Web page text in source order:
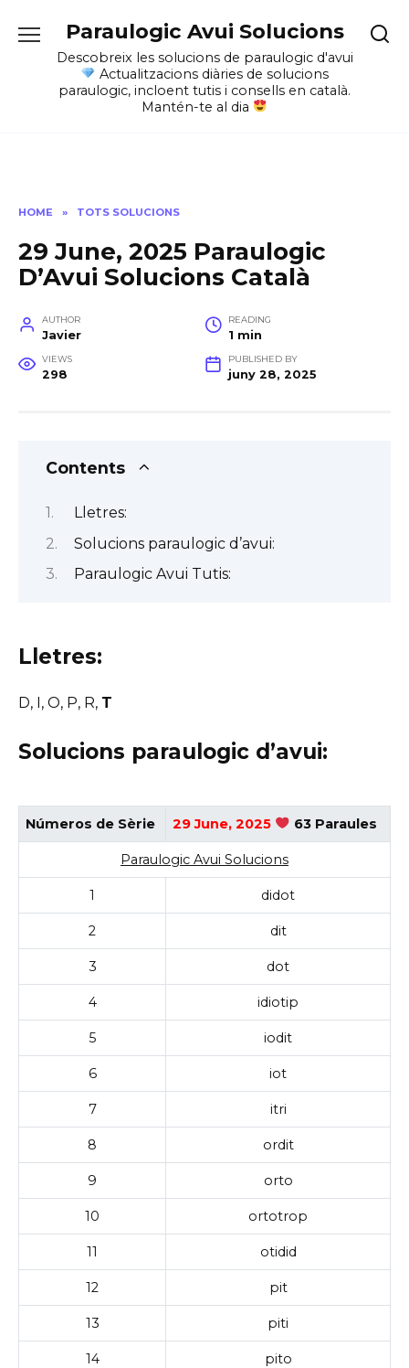
content
Paraulogic Avui Solucions
Descobreix les solucions de paraulogic d'avui
Actualitzacions diàries de solucions
paraulogic, incloent tutis i consells en català.
Mantén-te al dia
HOME » TOTS SOLUCIONS
29 June, 2025 Paraulogic
D’Avui Solucions Català
AUTHOR
Javier
READING
1 min
VIEWS
298
PUBLISHED BY
juny 28, 2025
Contents
Lletres:
Solucions paraulogic d’avui:
Paraulogic Avui Tutis:
Lletres:
D, I, O, P, R, T
Solucions paraulogic d’avui:
Números de Sèrie 29 June, 2025 63 Paraules
Paraulogic Avui Solucions
1 didot
2 dit
3 dot
4 idiotip
5 iodit
6 iot
7 itri
8 ordit
9 orto
10 ortotrop
11 otidid
12 pit
13 piti
14 pito